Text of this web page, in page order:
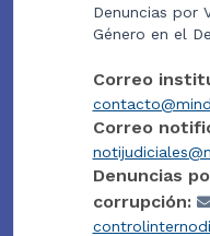
Denuncias por
Género en el
Correo
Correo
Denuncias
corrupción: